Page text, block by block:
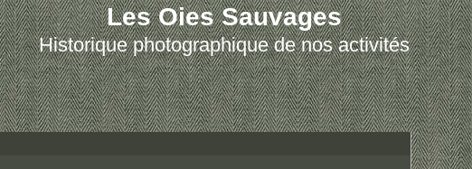
Les Oies Sauvages
Historique photographique de nos activités